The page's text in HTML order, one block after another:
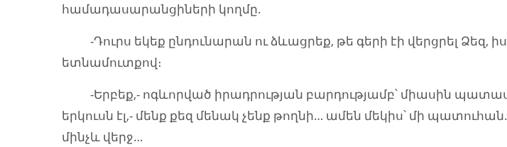
համադասարանցիների կողմը.
-Դուրս եկեք ընդունարան ու ձևացրեք, թե գերի էի վերցրել Ձեզ,
ետնամուտքով։
-Երբեք,- ոգևորված իրադրության բարդությամբ՝ միասին
երկուսն էլ,- մենք քեզ մենակ չենք թողնի… ամեն մեկիս՝ մի
մինչև վերջ…